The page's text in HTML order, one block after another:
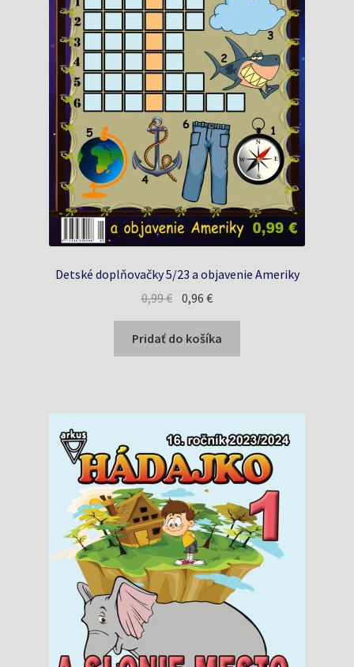
Detské doplňovačky 5/23 a objavenie Ameriky
0,99€ Pôvodná
cena
bola:
0,99 €.
0,96€Aktuálna
cena
je:
0,96 €.
Pridať do košíka